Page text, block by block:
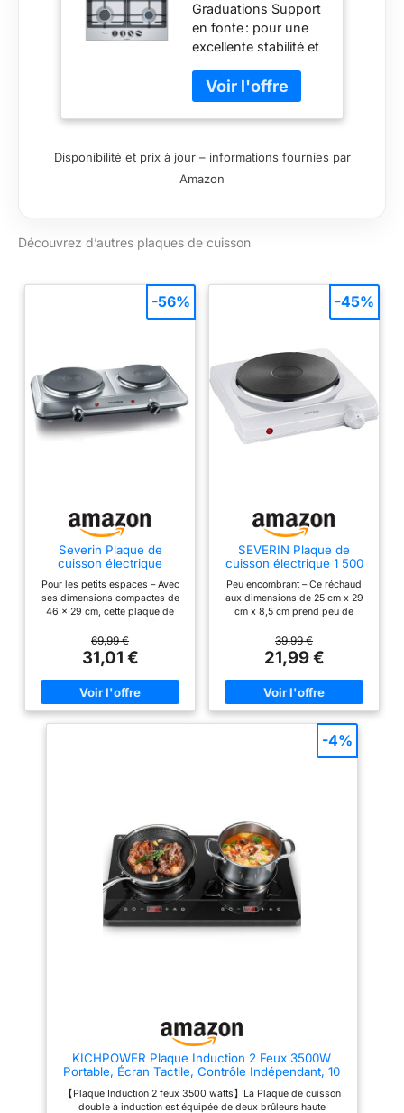
de cuisson à gaz
(autosuffisante),
60 cm de large,
FlameSelect 9
niveaux de
puissance,
allumage 1 main
pression et
rotation,
Graduations Support
en fonte : pour une
excellente stabilité et
de cuisson flamese
Select : pour une
flamme
précise en neuf
niveaux définis Épée
ergonomique
Disponibilité et prix à jour – informations fournies par
Amazon
Découvrez d’autres plaques de cuisson
Severin Plaque de
cuisson électrique
de camping
Pour les petits espaces – Avec
ses dimensions compactes de
46 x 29 cm, cette plaque de
de place, ce qui la rend idéale
pour les petites cuisines, au
bureau ou lors de vos
déplacements. Plaque de
cuisson haute performance –
Les zones de cuisson, d'un
Facile à utiliser : il suffit de
brancher le cordon
d'alimentation dans la prise et
d'utiliser les deux boutons
indépendants pour régler en
continu la température de la
double plaque de cuisson selon
vos préférences. Conception
de cuisson portable SEVERIN au
une utilisation en déplacement,
au bureau ou dans les espaces
restreints à la maison ;
température réglable en continu
69,99 €
31,01 €
-56%
SEVERIN Plaque de
cuisson électrique 1 500
idéale pour logement
étudiant, dans le jardin ou
au camping, Plaque
réglable en continu,
blanc, KP 1091
Peu encombrant – Ce réchaud
aux dimensions de 25 cm x 29
cm x 8,5 cm prend peu de
révèlera très pratique pour une
utilisation à la maison, dans le
jardin, au bureau, en camping
ou encore lors d'un
déménagement Puissant –
L’appareil de cuisson dispose
diamètre de 18,5 cm pour
1500W. Il accueille des
ustensiles de taille standard
pour des repas toujours
savoureux En toute sécurité –
L’accessoire de cuisine dispose
d'un corps laqué résistant à la
chaleur ainsi que de pieds en
caoutchouc antidérapants. Une
fois la plaque refroidie, vous
pouvez la nettoyer à l'aide d'un
(Lxlxh) : 25 cm x 29 cm x 8,5
allemande – Garantie 2 ans –
Les produits SEVERIN sont
conception, leur facilité
39,99 €
21,99 €
-45%
KICHPOWER Plaque Induction 2 Feux 3500W
Portable, Écran Tactile, Contrôle Indépendant, 10
Niveaux de Puissance et de Température
【Plaque Induction 2 feux 3500 watts】La Plaque de cuisson
double à induction est équipée de deux brûleurs haute
-4%